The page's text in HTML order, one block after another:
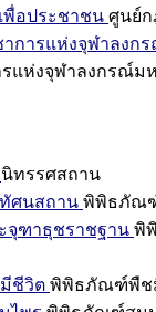
พื่อประชาชน ศูนย์ก
การแห่งจุฬาลงก
แห่งจุฬาลงกรณ์ม
นิทรรศสถาน
ศนสถาน พิพิธภัณ
ฑาธุชราชฐาน พิ
ชีวิต พิพิธภัณฑ์พืช